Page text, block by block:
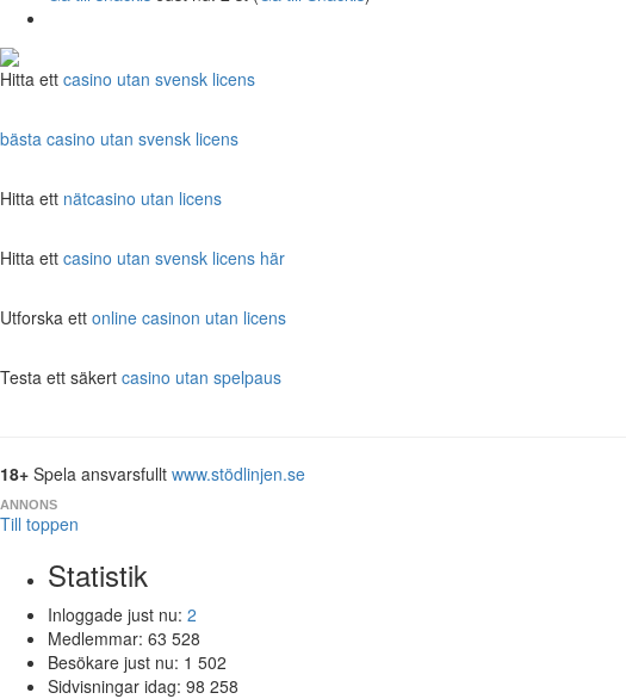
Hitta ett casino utan svensk licens
bästa casino utan svensk licens
Hitta ett nätcasino utan licens
Hitta ett casino utan svensk licens här
Utforska ett online casinon utan licens
Testa ett säkert casino utan spelpaus
18+ Spela ansvarsfullt www.stödlinjen.se
ANNONS
Till toppen
Statistik
Inloggade just nu: 2
Medlemmar: 63 528
Besökare just nu: 1 502
Sidvisningar idag: 98 258